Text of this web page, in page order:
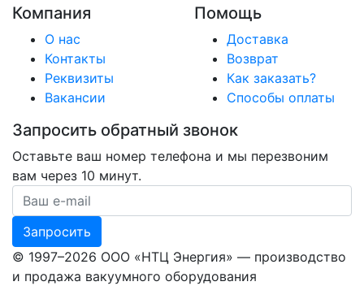
Компания
О нас
Контакты
Реквизиты
Вакансии
Помощь
Доставка
Возврат
Как заказать?
Способы оплаты
Запросить обратный звонок
Оставьте ваш номер телефона и мы перезвоним
вам через 10 минут.
Ваш номер телефона
Запросить
© 1997–2026 ООО «НТЦ Энергия» — производство
и продажа вакуумного оборудования